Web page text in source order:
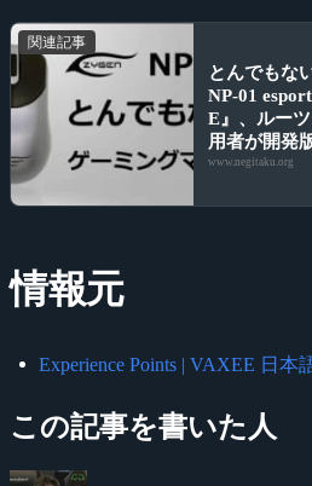
関連記事
とんでもな
NP-01
E』、ルー
用者が開発
www.negitaku.org
情報元
Experience Points | VAXEE 日本
この記事を書いた人